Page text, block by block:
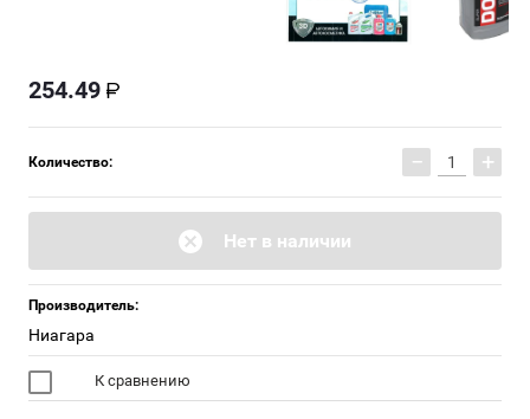
254.49
Количество: − +
Нет в наличии
Производитель:
Ниагара
К сравнению